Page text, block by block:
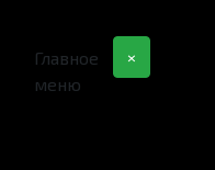
×
Главное
меню